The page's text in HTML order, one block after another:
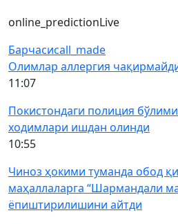
online_predictionLive
Барчасиcall_made
Олимлар аллергия
11:07
Покистондаги полиция
ходимлари ишдан олинди
10:55
Чиноз ҳокими туманда обод
маҳаллаларга “Шармандали
ёпиштирилишини айтди